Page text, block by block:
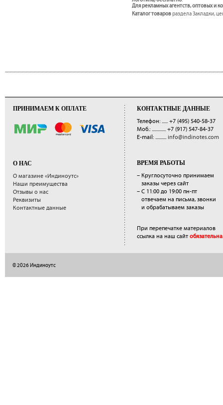
Для рекламных агентств, оптовых и
Каталог товаровраздела Закладки,
ПРИНИМАЕМ К ОПЛАТЕ
О НАС
О магазине «Индиноутс»
Наши преимущества
Отзывы о нас
Реквизиты
Контактные данные
КОНТАКТНЫЕ ДАННЫЕ
Телефон: ...... +7 (495) 540-58-37
Моб.: .............. +7 (917) 547-84-37
E-mail: ........... info@indinotes.com
ВРЕМЯ РАБОТЫ
– Круглосуточно принимаем
заказы через сайт
– С 11:00 до 19:00 пн-пт
отвечаем на письма, звонки
и обрабатываем заказы
При перепечатке материалов
ссылка на наш сайт обязательна.
© 2026 Индиноутс